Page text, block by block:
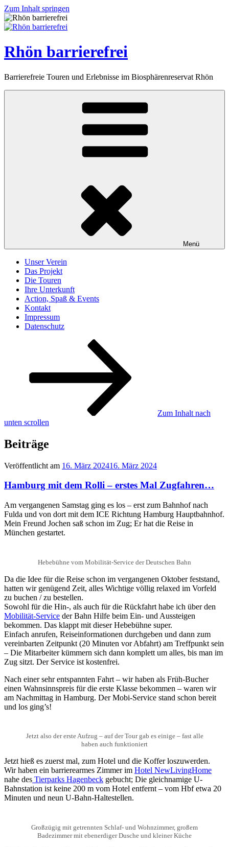
Zum Inhalt springen
Rhön barrierefrei
Barrierefreie Touren und Erlebnisse im Biosphärenreservat Rhön
Menü
Unser Verein
Das Projekt
Die Touren
Ihre Unterkunft
Action, Spaß & Events
Kontakt
Impressum
Datenschutz
Zum Inhalt nach
unten scrollen
Beiträge
Veröffentlicht am 16. März 202416. März 2024
Hamburg mit dem Rolli – erstes Mal Zugfahren…
Am vergangenen Samstag ging es los – erst zum Bahnhof nach
Fulda und von dort mit dem ICE Richtung Hamburg Hauptbahnhof.
Mein Freund Jochen saß schon im Zug; Er hat die Reise in
München gestartet.
Hebebühne vom Mobilität-Service der Deutschen Bahn
Da die Idee für die Reise schon im vergangenen Oktober feststand,
hatten wir genügend Zeit, alles Wichtige völlig relaxed im Vorfeld
zu buchen / zu bestellen.
Sowohl für die Hin-, als auch für die Rückfahrt habe ich über den
Mobilität-Service der Bahn Hilfe beim Ein- und Aussteigen
bekommen. Das klappt mit dieser Hebebühne super.
Einfach anrufen, Reiseinformationen durchgeben und dann zum
vereinbarten Zeitpunkt (20 Minuten vor Abfahrt) am Treffpunkt sein
– Die Mitarbeiter kümmern sich dann komplett um alles, bis man im
Zug sitzt. Der Service ist kostenfrei.
Nach einer sehr entspannten Fahrt – wir haben als Früh-Bucher
einen Wahnsinnspreis für die erste Klasse bekommen – waren wir
am Nachmittag in Hamburg. Der Mobi-Service stand schon bereit
und los ging’s!
Jetzt also der erste Aufzug – auf der Tour gab es einige – fast alle
haben auch funktioniert
Jetzt hieß es zuerst mal, zum Hotel und die Koffer loszuwerden.
Wir haben ein barrierearmes Zimmer im Hotel NewLivingHome
nahe des Tierparks Hagenbeck gebucht; Die gleichnamige U-
Bahnstation ist keine 200 m vom Hotel entfernt – vom Hbf etwa 20
Minuten und neun U-Bahn-Haltestellen.
Großzügig mit getrennten Schlaf- und Wohnzimmer, großem
Badezimmer mit ebenerdiger Dusche und kleiner Küche